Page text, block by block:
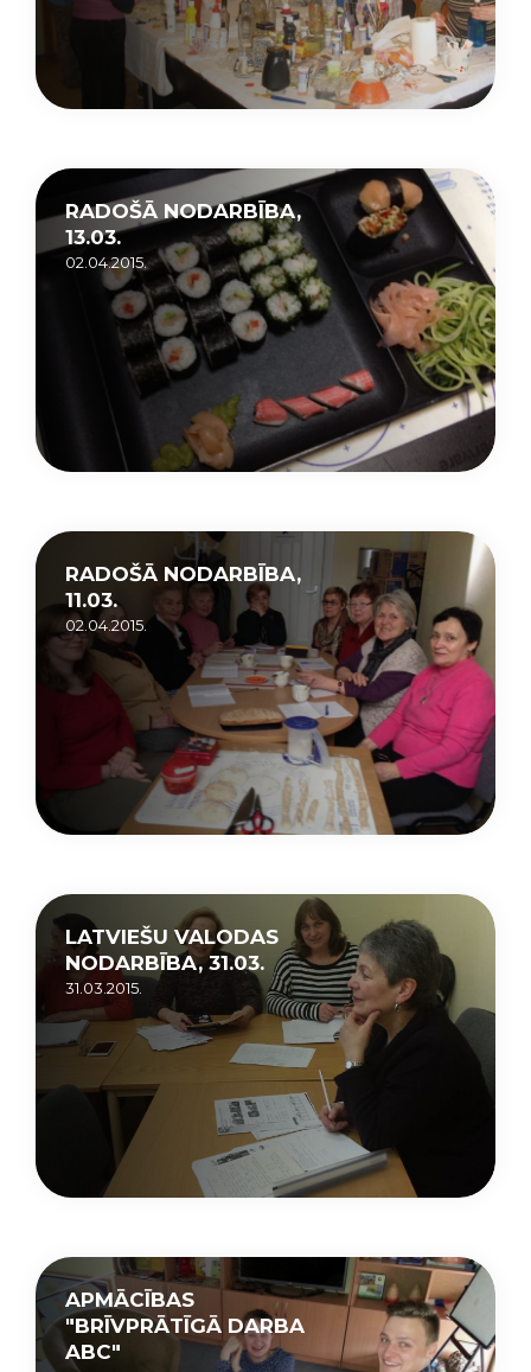
RADOŠĀ NODARBĪBA,
13.03.
02.04.2015.
RADOŠĀ NODARBĪBA,
11.03.
02.04.2015.
LATVIEŠU VALODAS
NODARBĪBA, 31.03.
31.03.2015.
APMĀCĪBAS
"BRĪVPRĀTĪGĀ DARBA
ABC"